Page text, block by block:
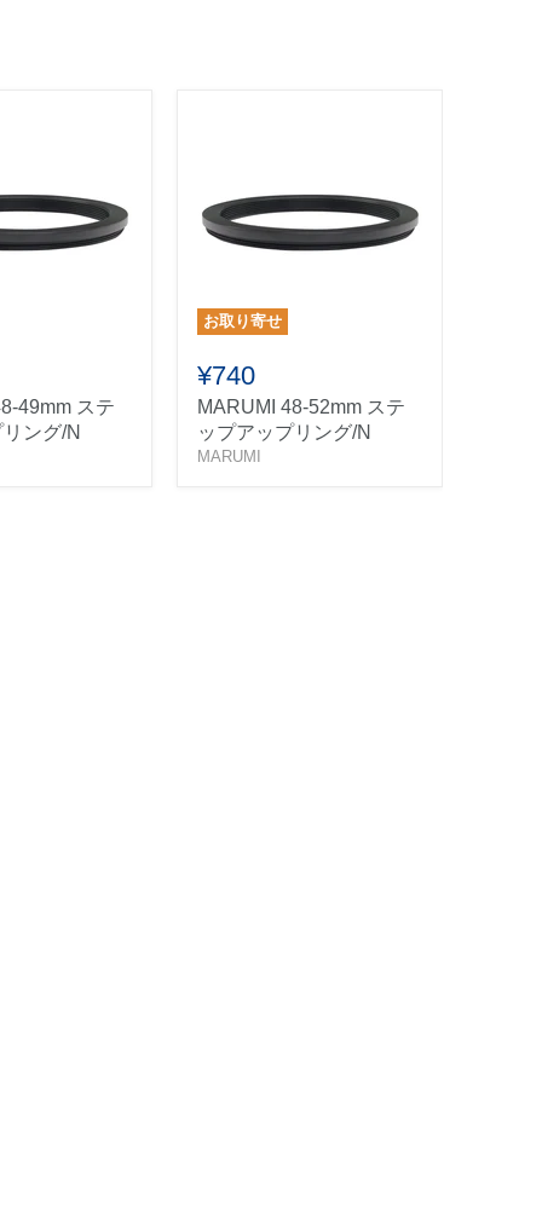
49mm ステ
ング/N
お取り寄せ
¥740
MARUMI 48-52mm ステ
ップアップリング/N
MARUMI